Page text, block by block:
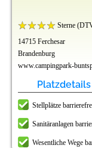
Sterne
14715 Ferchesar
Brandenburg
www.campingpark-
Platzdetails
Stellplätze
Sanitäranlagen
Wesentliche Wege